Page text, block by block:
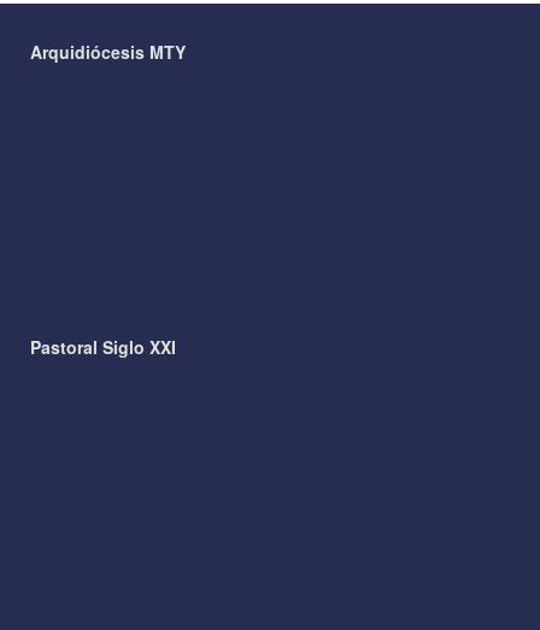
Arquidiócesis MTY
Pastoral Siglo XXI